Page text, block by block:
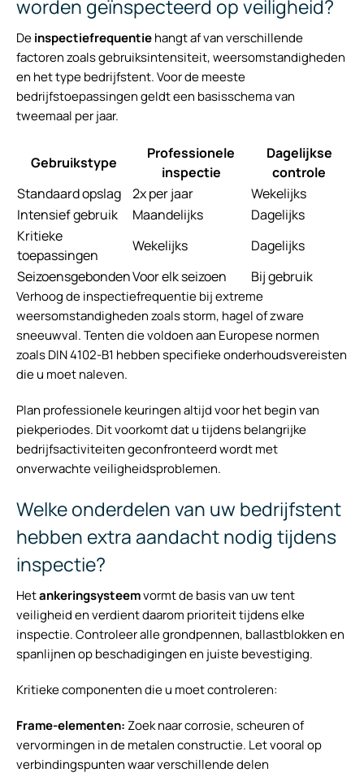
worden geïnspecteerd op veiligheid?
Deinspectiefrequentiehangt af van verschillende
factoren zoals gebruiksintensiteit, weersomstandigheden
en het type bedrijfstent. Voor de meeste
bedrijfstoepassingen geldt een basisschema van
tweemaal per jaar.
Gebruikstype
Professionele
inspectie
Dagelijkse
controle
Standaard opslag
2x per jaar
Wekelijks
Intensief gebruik
Maandelijks
Dagelijks
Kritieke
toepassingen
Wekelijks
Dagelijks
SeizoensgebondenVoor elk seizoen Bij gebruik
Verhoog de inspectiefrequentie bij extreme
weersomstandigheden zoals storm, hagel of zware
sneeuwval. Tenten die voldoen aan Europese normen
zoals DIN 4102-B1 hebben specifieke onderhoudsvereisten
die u moet naleven.
Plan professionele keuringen altijd voor het begin van
piekperiodes. Dit voorkomt dat u tijdens belangrijke
bedrijfsactiviteiten geconfronteerd wordt met
onverwachte veiligheidsproblemen.
Welke onderdelen van uw bedrijfstent
hebben extra aandacht nodig tijdens
inspectie?
Hetankeringsysteemvormt de basis van uw tent
veiligheid en verdient daarom prioriteit tijdens elke
inspectie. Controleer alle grondpennen, ballastblokken en
spanlijnen op beschadigingen en juiste bevestiging.
Kritieke componenten die u moet controleren:
Frame-elementen:Zoek naar corrosie, scheuren of
vervormingen in de metalen constructie. Let vooral op
verbindingspunten waar verschillende delen